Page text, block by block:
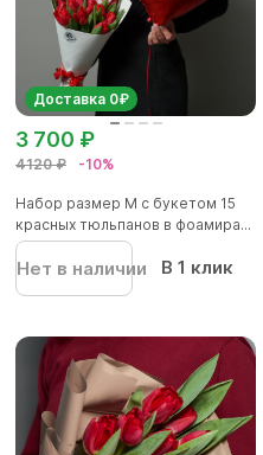
Доставка 0₽
4120 ₽ -10%
3 700 ₽
Набор размер M с букетом 15
красных тюльпанов в фоамира...
Нет в наличии В 1 клик